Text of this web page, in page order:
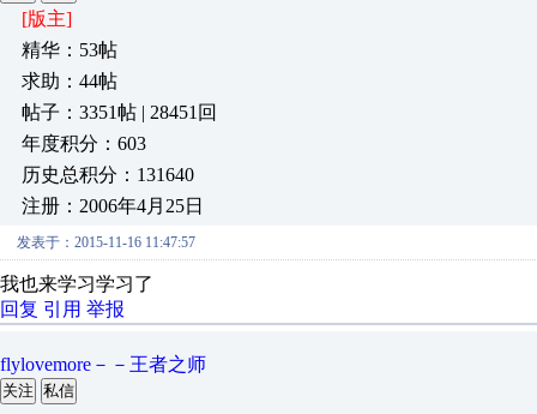
[版主]
精华：53帖
求助：44帖
帖子：3351帖 | 28451回
年度积分：603
历史总积分：131640
注册：2006年4月25日
发表于：2015-11-16 11:47:57
我也来学习学习了
回复 引用 举报
flylovemore－－王者之师
关注 私信